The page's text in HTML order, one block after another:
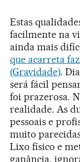
Estas
facilmente na
ainda mais
que acarreta
(Gravidade).
será fácil
foi prazerosa.
realidade. As
pessoais e
muito
Lixo físico e
ganância,